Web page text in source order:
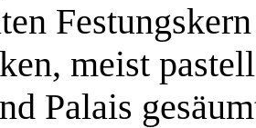
meist
Palais